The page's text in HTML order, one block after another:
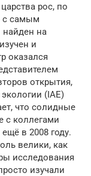
рос, по
с самым
на
и
оказался
открытия,
(IAE)
что солидные
с коллегами
в 2008 году.
велики, как
исследования
изучали